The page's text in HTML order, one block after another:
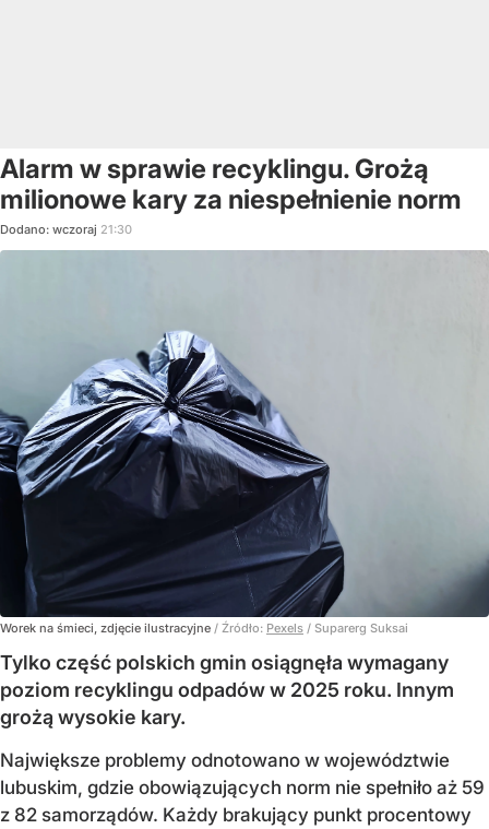
Alarm w sprawie recyklingu. Grożą
milionowe kary za niespełnienie norm
Dodano: wczoraj 21:30
Worek na śmieci, zdjęcie ilustracyjne / Źródło: Pexels / Suparerg Suksai
Tylko część polskich gmin osiągnęła wymagany
poziom recyklingu odpadów w 2025 roku. Innym
grożą wysokie kary.
Największe problemy odnotowano w województwie
lubuskim, gdzie obowiązujących norm nie spełniło aż 59
z 82 samorządów. Każdy brakujący punkt procentowy